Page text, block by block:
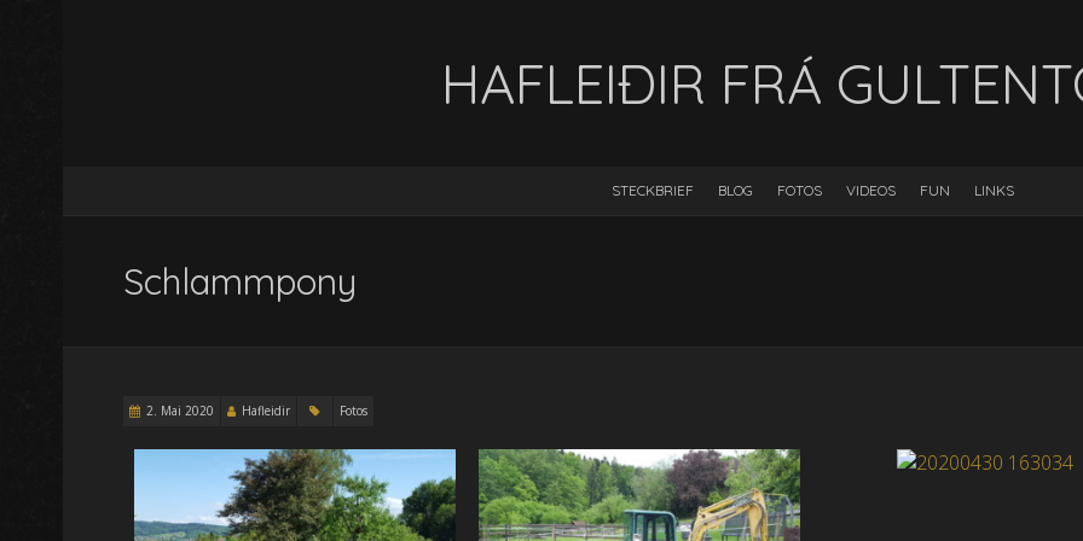
HAFLEIÐIR FRÁ
STECKBRIEF BLOG FOTOS VIDEOS FUN LINKS
Schlammpony
2. Mai 2020 Hafleidir Fotos